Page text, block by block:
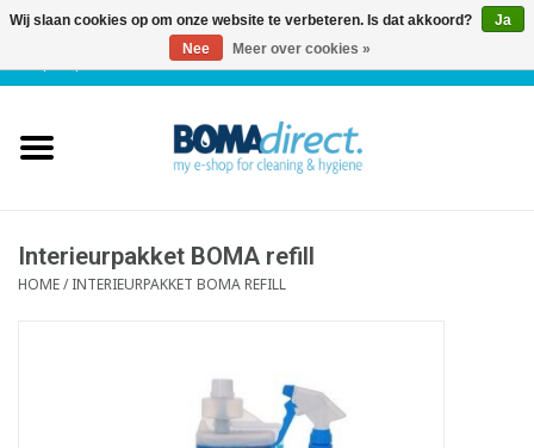
Klantenservice
Interieurpakket BOMA refill
HOME/INTERIEURPAKKET BOMA REFILL
Wij slaan cookies op om onze website te verbeteren. Is dat akkoord?
Ja
Nee
Meer over cookies »